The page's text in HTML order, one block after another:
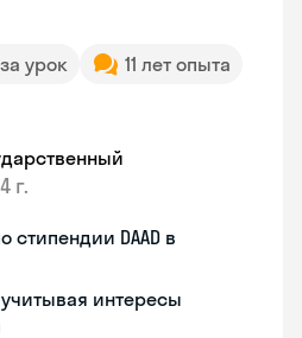
урок
11 лет опыта
г.
стипендии DAAD в
интересы